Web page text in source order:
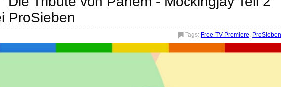
ProSieben
Tags: Free-TV-Premiere, ProSieben